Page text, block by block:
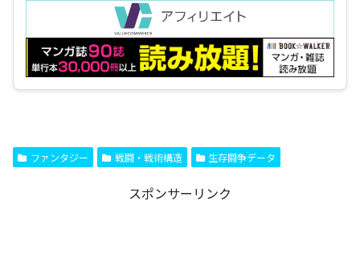
ファンタジー 戦闘・戦術構造 生存闘争データ
スポンサーリンク